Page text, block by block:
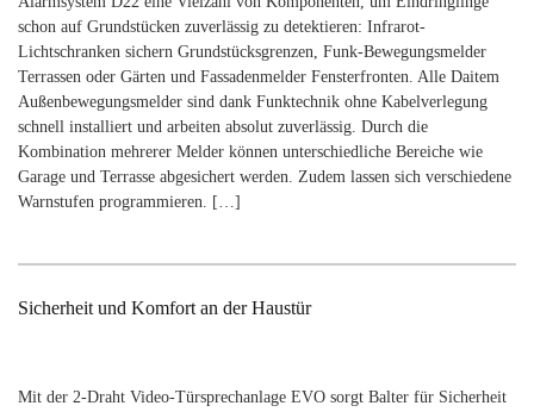
schon auf Grundstücken zuverlässig zu detektieren: Infrarot-
Lichtschranken sichern Grundstücksgrenzen, Funk-Bewegungsmelder
Terrassen oder Gärten und Fassadenmelder Fensterfronten. Alle Daitem
Außenbewegungsmelder sind dank Funktechnik ohne Kabelverlegung
schnell installiert und arbeiten absolut zuverlässig. Durch die
Kombination mehrerer Melder können unterschiedliche Bereiche wie
Garage und Terrasse abgesichert werden. Zudem lassen sich verschiedene
Warnstufen programmieren. […]
Sicherheit und Komfort an der Haustür
Mit der 2-Draht Video-Türsprechanlage EVO sorgt Balter für Sicherheit